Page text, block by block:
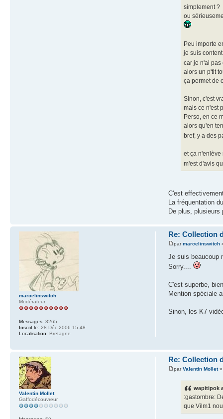
simplement ?
ou
Peu importe
je suis
car je n'ai
alors un p'tit
ça permet de
Sinon, c'est
mais ce n'est
Perso, en ce
alors qu'en
bref, y a des
et ça n'enlève
m'est d'avis
C'est
La fréquentation
De plus, plusieurs
Re: Collection
parmarcelinswitch
Je suis beaucoup
Sorry....
C'est superbe,
Mention spéciale
Sinon, les K7
marcelinswitch
Modérateur
Messages: 3265
Inscrit le: 28 Déc 2006 15:48
Localisation: Bretagne
Re: Collection
parValentin Mollet»
wapitipok
:gastombre:
que Vilm1
Valentin Mollet
Gaffodécouvreur